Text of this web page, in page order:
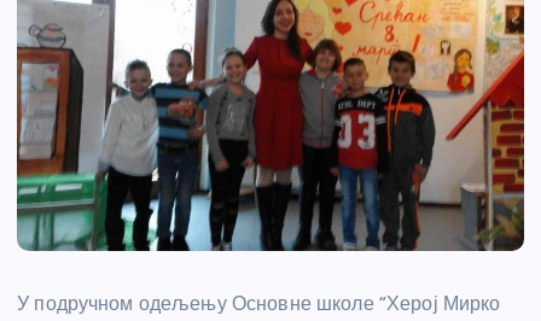
У подручном одељењу Основне школе “Херој Мирко